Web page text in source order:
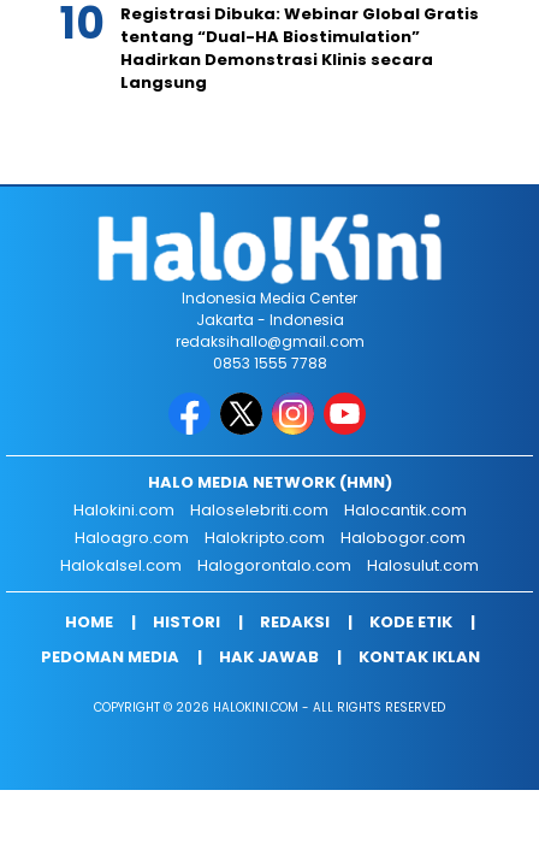
Registrasi Dibuka: Webinar Global Gratis
tentang “Dual-HA Biostimulation”
Hadirkan Demonstrasi Klinis secara
Langsung
Indonesia Media Center
Jakarta - Indonesia
redaksihallo@gmail.com
0853 1555 7788
HALO MEDIA NETWORK (HMN)
Halokini.com
Haloselebriti.com
Halocantik.com
Haloagro.com
Halokripto.com
Halobogor.com
Halokalsel.com
Halogorontalo.com Halosulut.com
HOME HISTORI REDAKSI
KODE ETIK
PEDOMAN MEDIA
HAK JAWAB KONTAK IKLAN
COPYRIGHT © 2026 HALOKINI.COM - ALL RIGHTS RESERVED